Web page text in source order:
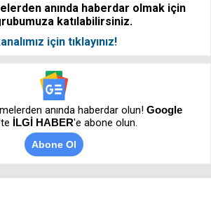
anında haberdar olmak için
katılabilirsiniz.
için tıklayınız!
anında haberdar olun! Google
İLGİ HABER'e abone olun.
Abone Ol